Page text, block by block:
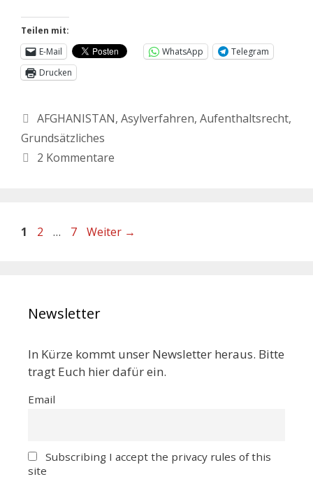
Teilen mit:
E-Mail
WhatsApp
Telegram
Drucken
AFGHANISTAN, Asylverfahren, Aufenthaltsrecht,
Grundsätzliches
2 Kommentare
1 2 … 7 Weiter →
Newsletter
In Kürze kommt unser Newsletter heraus. Bitte
tragt Euch hier dafür ein.
Email
Subscribing I accept the privacy rules of this
site